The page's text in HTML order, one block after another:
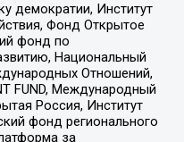
демократии, Институт
Фонд Открытое
фонд по
Национальный
Отношений,
FUND, Международный
Россия, Институт
фонд регионального
за